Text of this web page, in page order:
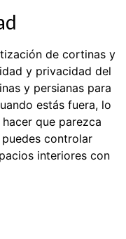
de cortinas y
y privacidad del
y persianas para
estás fuera, lo
que parezca
controlar
interiores con